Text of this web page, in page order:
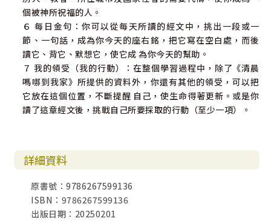
個被神所祝福的人。
６ 每日金句：你可以從每天所讀的經文中，挑出一段或一
節、一句話，成為你今天的座右銘，把它寫在空白處，而後
讀它、背它、默想它，使它成 為你今天的幫助。
７ 我的領受（我的行動）：在整個學習過程中，除了《清晨
嗎哪到我家》所提供的資料外，你還有其他的領受，可以把
它放在這個位置，不斷提醒 自己，使生命得著更新。或是你
讀了這章經文後，挑戰自己所要採取的行動（至少一項）。
詳細資料
原書號：9786267599136
ISBN：9786267599136
出版日期：20250201